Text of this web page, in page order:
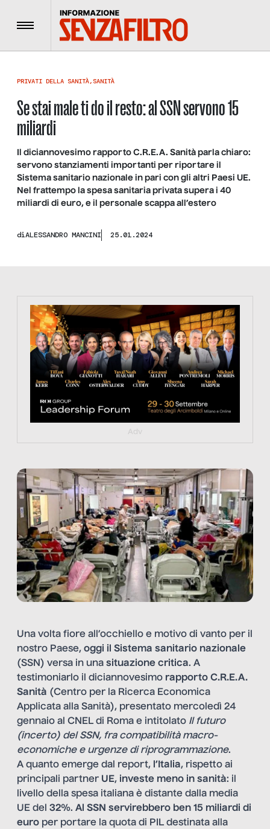
Menu
PRIVATI DELLA SANITÀ, SANITÀ
Se stai male ti do il resto: al SSN servono 15
miliardi
Il diciannovesimo rapporto C.R.E.A. Sanità parla chiaro:
servono stanziamenti importanti per riportare il
Sistema sanitario nazionale in pari con gli altri Paesi UE.
Nel frattempo la spesa sanitaria privata supera i 40
miliardi di euro, e il personale scappa all’estero
diALESSANDRO MANCINI 25.01.2024
https://tinyurl.com/363fvfm9
Adv
Una volta fiore all’occhiello e motivo di vanto per il
nostro Paese, oggi il Sistema sanitario nazionale
(SSN) versa in una situazione critica. A
testimoniarlo il diciannovesimo rapporto C.R.E.A.
Sanità (Centro per la Ricerca Economica
Applicata alla Sanità), presentato mercoledì 24
gennaio al CNEL di Roma e intitolato Il futuro
(incerto) del SSN, fra compatibilità macro-
economiche e urgenze di riprogrammazione.
A quanto emerge dal report, l’Italia, rispetto ai
principali partner UE, investe meno in sanità: il
livello della spesa italiana è distante dalla media
UE del 32%. Al SSN servirebbero ben 15 miliardi di
euro per portare la quota di PIL destinata alla